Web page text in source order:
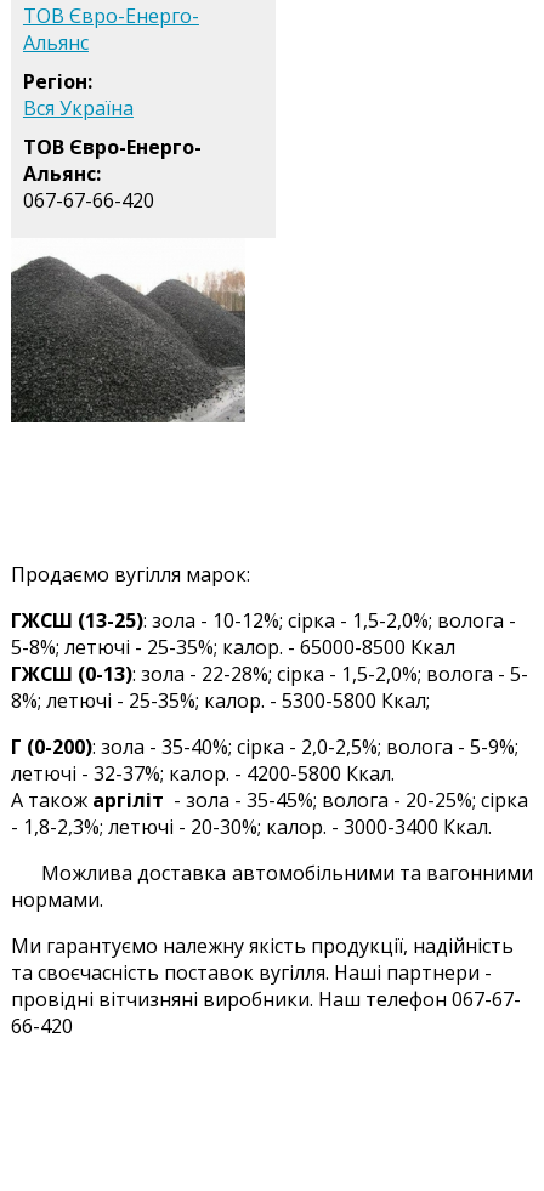
ТОВ Євро-Енерго-
Альянс
Регіон:
Вся Україна
ТОВ Євро-Енерго-
Альянс:
067-67-66-420
Продаємо вугілля марок:
ГЖСШ (13-25): зола - 10-12%; сірка - 1,5-2,0%; волога -
5-8%; летючі - 25-35%; калор. - 65000-8500 Ккал
ГЖСШ (0-13): зола - 22-28%; сірка - 1,5-2,0%; волога - 5-
8%; летючі - 25-35%; калор. - 5300-5800 Ккал;
Г (0-200): зола - 35-40%; сірка - 2,0-2,5%; волога - 5-9%;
летючі - 32-37%; калор. - 4200-5800 Ккал.
А також аргіліт - зола - 35-45%; волога - 20-25%; сірка
- 1,8-2,3%; летючі - 20-30%; калор. - 3000-3400 Ккал.
Можлива доставка автомобільними та вагонними
нормами.
Ми гарантуємо належну якість продукції, надійність
та своєчасність поставок вугілля. Наші партнери -
провідні вітчизняні виробники. Наш телефон 067-67-
66-420